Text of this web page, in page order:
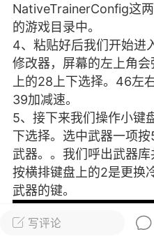
游戏商城 每日签到
游民通 Lv.13
版主
19 23:03
电脑端 问题解决
我在商城购买的虚拟产
在那里查看卡密？
发货的商品在那里查看卡
：下单以后在右边消息栏
像 — 我的订单 — 待评价
看卡密详情问：我...
写评论
NativeTrainerConfig这
的游戏目录中。
4、粘贴好后我们开始进
修改器，屏幕的左上角
上的28上下选择。46左
39加减速。
5、接下来我们操作小键
下选择。选中武器一项
武器。。我们呼出武器库
按横排键盘上的2是更换
武器的键。